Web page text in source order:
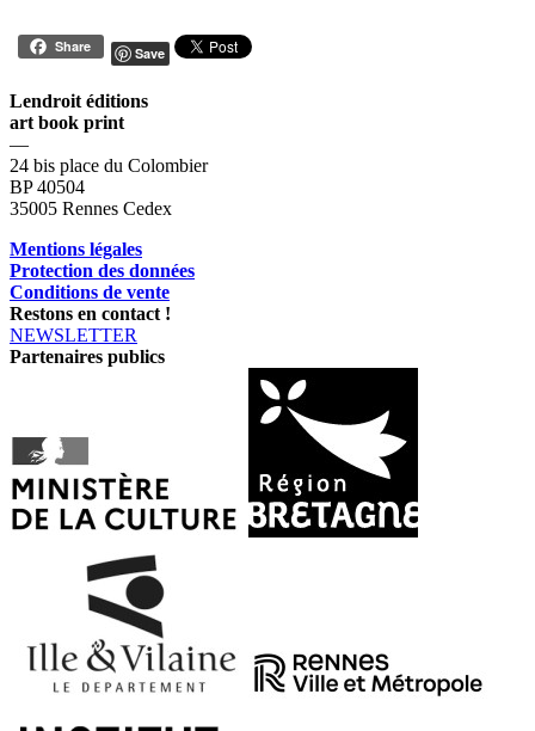
Share Save
Lendroit éditions
art book print
—
24 bis place du Colombier
BP 40504
35005 Rennes Cedex
Mentions légales
Protection des données
Conditions de vente
Restons en contact !
NEWSLETTER
Partenaires publics